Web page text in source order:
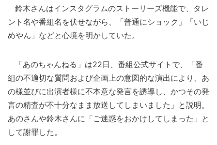
鈴木さんはインスタグラムのストーリーズ機能で、タレ
ント名や番組名を伏せながら、「普通にショック」「いじ
めやん」などと心境を明かしていた。
「あのちゃんねる」は22日、番組公式サイトで、「番
組の不適切な質問および企画上の意図的な演出により、あ
の様並びに出演者様に不本意な発言を誘導し、かつその発
言の精査が不十分なまま放送してしまいました」と説明。
あのさんや鈴木さんに「ご迷惑をおかけしてしまった」と
して謝罪した。